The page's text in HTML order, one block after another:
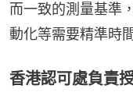
而一致的測量基準
動化等需要精準時
香港認可處負責